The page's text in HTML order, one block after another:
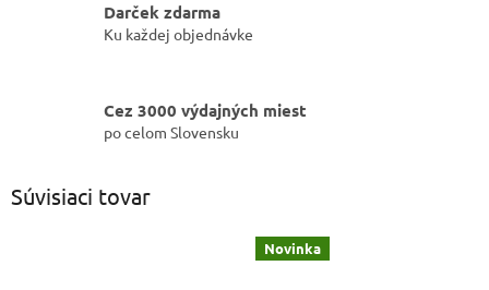
Darček zdarma
Ku každej objednávke
Cez 3000 výdajných miest
po celom Slovensku
Súvisiaci tovar
Novinka